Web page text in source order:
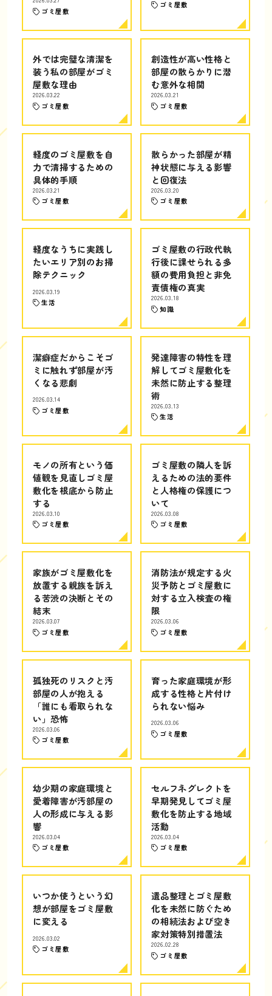
ゴミ屋敷
ゴミ屋敷
外では完璧な清潔を
装う私の部屋がゴミ
屋敷な理由
2026.03.22
ゴミ屋敷
創造性が高い性格と
部屋の散らかりに潜
む意外な相関
2026.03.21
ゴミ屋敷
軽度のゴミ屋敷を自
力で清掃するための
具体的手順
2026.03.21
ゴミ屋敷
散らかった部屋が精
神状態に与える影響
と回復法
2026.03.20
ゴミ屋敷
軽度なうちに実践し
たいエリア別のお掃
除テクニック
2026.03.19
生活
ゴミ屋敷の行政代執
行後に課せられる多
額の費用負担と非免
責債権の真実
2026.03.18
知識
潔癖症だからこそゴ
ミに触れず部屋が汚
くなる悲劇
2026.03.14
ゴミ屋敷
発達障害の特性を理
解してゴミ屋敷化を
未然に防止する整理
術
2026.03.13
生活
モノの所有という価
値観を見直しゴミ屋
敷化を根底から防止
する
2026.03.10
ゴミ屋敷
ゴミ屋敷の隣人を訴
えるための法的要件
と人格権の保護につ
いて
2026.03.08
ゴミ屋敷
家族がゴミ屋敷化を
放置する親族を訴え
る苦渋の決断とその
結末
2026.03.07
ゴミ屋敷
消防法が規定する火
災予防とゴミ屋敷に
対する立入検査の権
限
2026.03.06
ゴミ屋敷
孤独死のリスクと汚
部屋の人が抱える
「誰にも看取られな
い」恐怖
2026.03.06
ゴミ屋敷
育った家庭環境が形
成する性格と片付け
られない悩み
2026.03.06
ゴミ屋敷
幼少期の家庭環境と
愛着障害が汚部屋の
人の形成に与える影
響
2026.03.04
ゴミ屋敷
セルフネグレクトを
早期発見してゴミ屋
敷化を防止する地域
活動
2026.03.04
ゴミ屋敷
いつか使うという幻
想が部屋をゴミ屋敷
に変える
2026.03.02
ゴミ屋敷
遺品整理とゴミ屋敷
化を未然に防ぐため
の相続法および空き
家対策特別措置法
2026.02.28
ゴミ屋敷